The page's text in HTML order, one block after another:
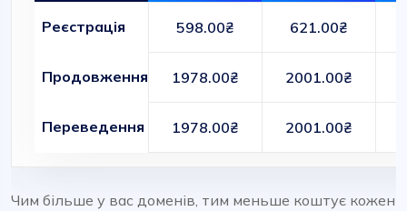
Реєстрація 598.00₴ 621.00₴
Продовження 1978.00₴ 2001.00₴
Переведення 1978.00₴ 2001.00₴
Чим більше у вас доменів, тим меньше коштує кожен